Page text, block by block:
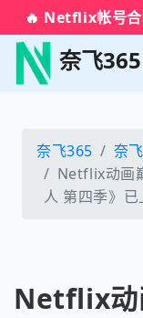
🔥 Netflix帐号
奈飞365
奈飞365
奈
Netflix动画
人 第四季》已
Netflix动